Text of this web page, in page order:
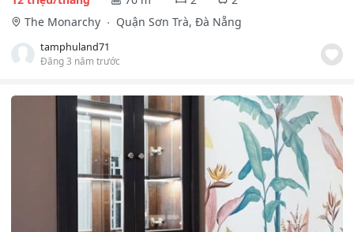
The Monarchy
Quận Sơn Trà, Đà Nẵng
tamphuland71
Đăng 3 năm trước